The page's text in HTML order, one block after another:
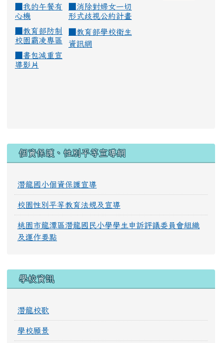
我的午餐有
心機
消除對婦女一切
形式歧視公約計畫
教育部防制
校園霸凌專區
教育部學校衛生
資訊網
書包減重宣
導影片
個資保護、性別平等宣導網
潛龍國小個資保護宣導
校園性別平等教育法規及宣導
桃園市龍潭區潛龍國民小學學生申訴評議委員會組織
及運作要點
學校資訊
潛龍校歌
學校願景